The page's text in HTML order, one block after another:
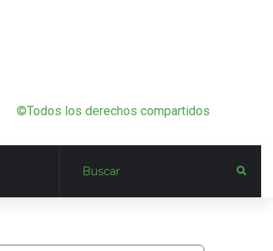
©Todos los derechos compartidos